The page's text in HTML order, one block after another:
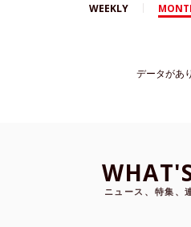
WEEKLY
データがあ
ニュース、特集、